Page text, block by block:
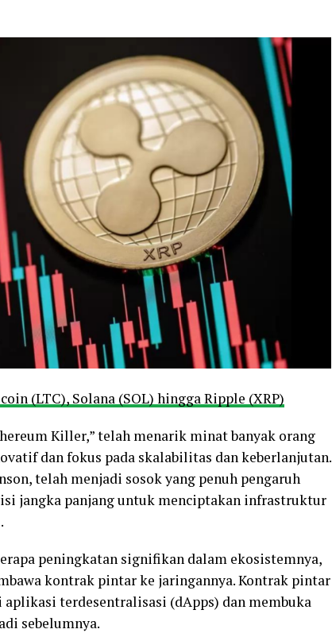
(LTC), Solana (SOL) hingga Ripple (XRP)
Killer,” telah menarik minat banyak orang
dan fokus pada skalabilitas dan keberlanjutan.
telah menjadi sosok yang penuh pengaruh
jangka panjang untuk menciptakan infrastruktur
peningkatan signifikan dalam ekosistemnya,
kontrak pintar ke jaringannya. Kontrak pintar
terdesentralisasi (dApps) dan membuka
sebelumnya.